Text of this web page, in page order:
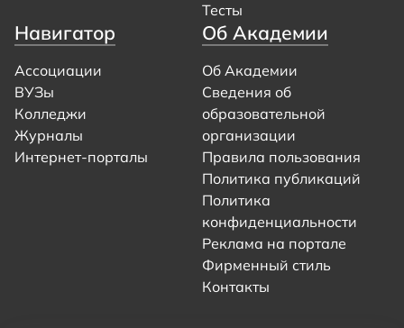
Тесты
Навигатор
Ассоциации
ВУЗы
Колледжи
Журналы
Интернет-порталы
Об Академии
Об Академии
Сведения об
образовательной
организации
Правила пользования
Политика публикаций
Политика
конфиденциальности
Реклама на портале
Фирменный стиль
Контакты